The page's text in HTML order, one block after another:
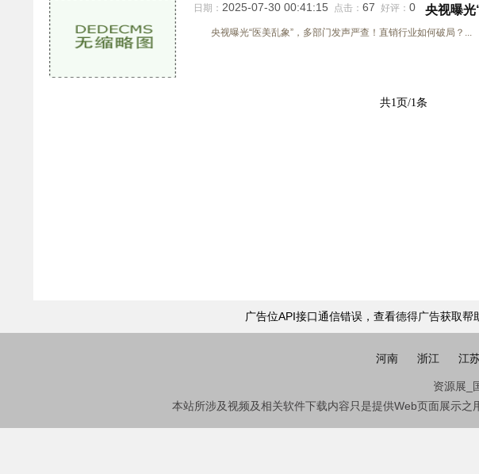
央视曝光
日期： 2025-07-30 00:41:15 点击： 67 好评： 0
央视曝光“医美乱象”，多部门发声严查！直销行业如何破局？...
共1页/1条
广告位API接口通信错误，查看德得广告获取帮
河南 浙江 江
资源展_
本站所涉及视频及相关软件下载内容只是提供Web页面展示之